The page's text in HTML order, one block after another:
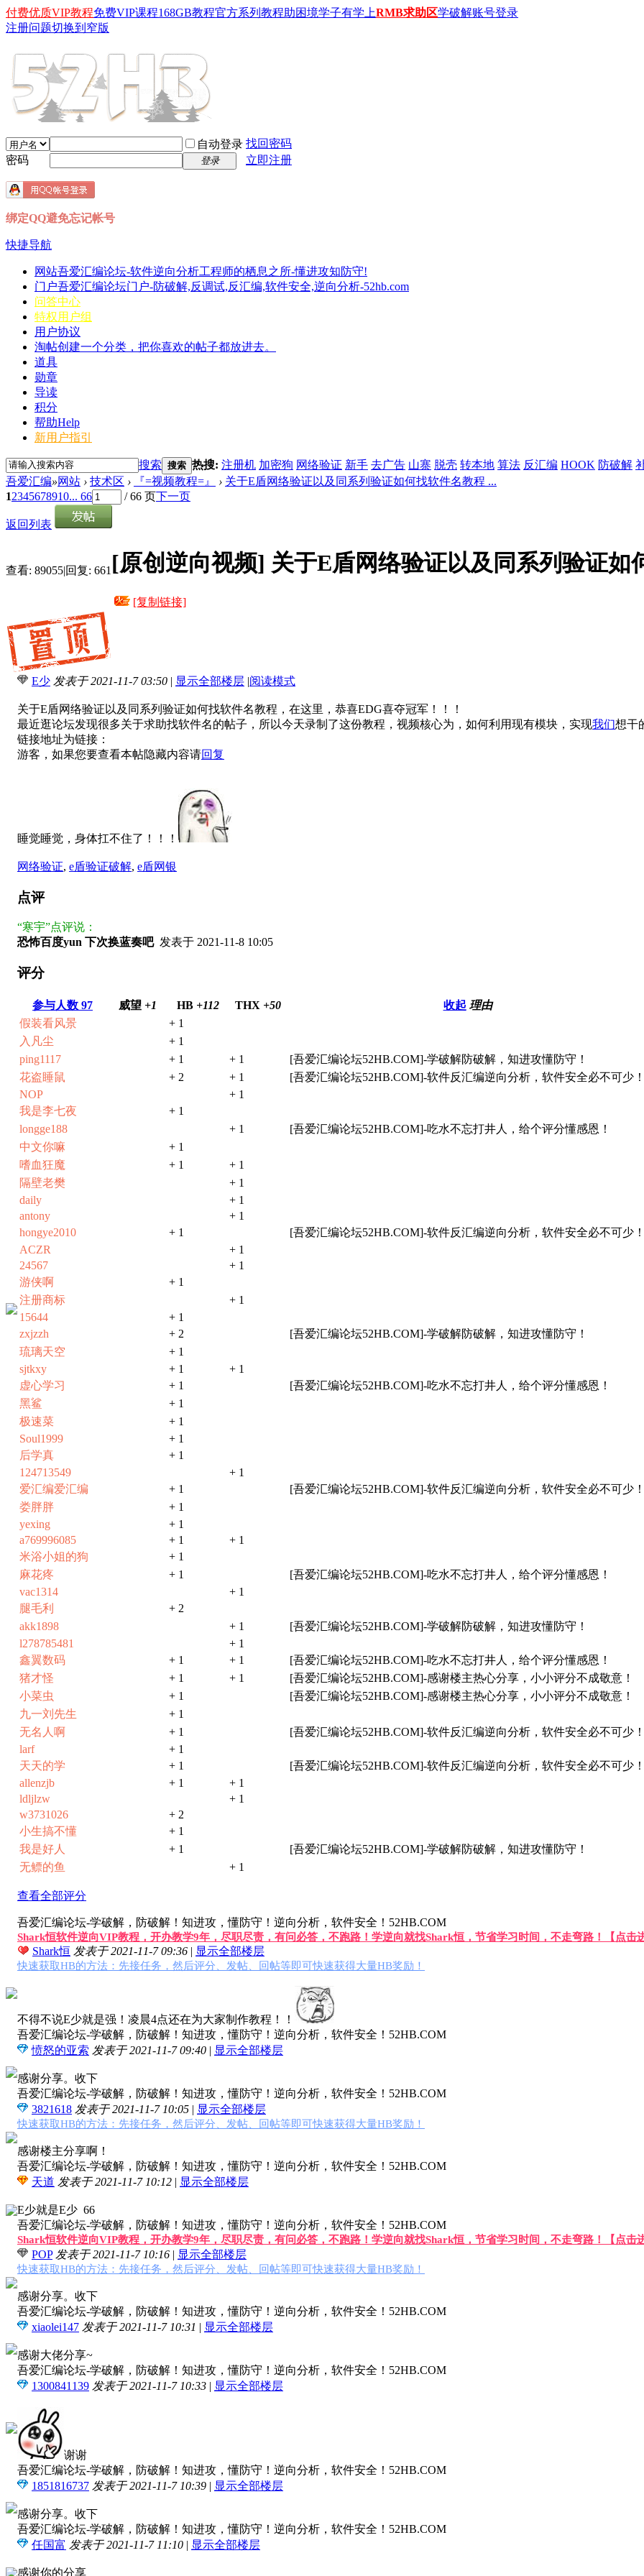
付费优质VIP教程免费VIP课程168GB教程官方系列教程助困境学子有学上RMB求助区学破解账号登录
注册问题切换到窄版
自动登录 找回密码
密码
登录 立即注册
绑定QQ避免忘记帐号
快捷导航
网站吾爱汇编论坛-软件逆向分析工程师的栖息之所-懂进攻知防守!
门户吾爱汇编论坛门户-防破解,反调试,反汇编,软件安全,逆向分析-52hb.com
问答中心
特权用户组
用户协议
淘帖创建一个分类，把你喜欢的帖子都放进去。
道具
勋章
导读
积分
帮助Help
新用户指引
搜索 搜索 热搜: 注册机 加密狗 网络验证 新手 去广告 山寨 脱壳 转本地 算法 反汇编 HOOK 防破解
吾爱汇编»网站 › 技术区 › 『=视频教程=』 › 关于E盾网络验证以及同系列验证如何找软件名教程 ...
12345678910... 66 / 66 页下一页
返回列表
查看: 89055|回复: 661 [原创逆向视频] 关于E盾网络验证以及同系列验证如
[复制链接]
E少 发表于 2021-11-7 03:50 | 显示全部楼层 |阅读模式
关于E盾网络验证以及同系列验证如何找软件名教程，在这里，恭喜EDG喜夺冠军！！！
最近逛论坛发现很多关于求助找软件名的帖子，所以今天录制了这份教程，视频核心为，如何利用现有模块，实现我们想干
链接地址为链接：
游客，如果您要查看本帖隐藏内容请回复
睡觉睡觉，身体扛不住了！！！
网络验证, e盾验证破解, e盾网银
点评
“寒宇”点评说：
恐怖百度yun 下次换蓝奏吧 发表于 2021-11-8 10:05
评分
参与人数 97 威望 +1 HB +112 THX +50 收起 理由
假装看风景
+ 1
入凡尘
+ 1
ping1117
+ 1 + 1
[吾爱汇编论坛52HB.COM]-学破解防破解，知进攻懂防守！
花盗睡鼠
+ 2 + 1
[吾爱汇编论坛52HB.COM]-软件反汇编逆向分析，软件安全必不可少
NOP
+ 1
我是李七夜
+ 1
longge188
+ 1
[吾爱汇编论坛52HB.COM]-吃水不忘打井人，给个评分懂感恩！
中文你嘛
+ 1
嗜血狂魔
+ 1
+ 1
隔壁老樊
+ 1
daily
+ 1
antony
+ 1
hongye2010
+ 1
[吾爱汇编论坛52HB.COM]-软件反汇编逆向分析，软件安全必不可少
ACZR
+ 1
24567
+ 1
游侠啊
+ 1
注册商标
+ 1
15644
+ 1
zxjzzh
+ 2
[吾爱汇编论坛52HB.COM]-学破解防破解，知进攻懂防守！
琉璃天空
+ 1
sjtkxy
+ 1
+ 1
虚心学习
+ 1
[吾爱汇编论坛52HB.COM]-吃水不忘打井人，给个评分懂感恩！
黑鲨
+ 1
极速菜
+ 1
Soul1999
+ 1
后学真
+ 1
124713549
+ 1
爱汇编爱汇编
+ 1
[吾爱汇编论坛52HB.COM]-软件反汇编逆向分析，软件安全必不可少
娄胖胖
+ 1
yexing
+ 1
a769996085
+ 1
+ 1
米浴小姐的狗
+ 1
麻花疼
+ 1
[吾爱汇编论坛52HB.COM]-吃水不忘打井人，给个评分懂感恩！
vac1314
+ 1
腿毛利
+ 2
akk1898
+ 1
[吾爱汇编论坛52HB.COM]-学破解防破解，知进攻懂防守！
l278785481
+ 1
鑫翼数码
+ 1 + 1
[吾爱汇编论坛52HB.COM]-吃水不忘打井人，给个评分懂感恩！
猪才怪
+ 1 + 1
[吾爱汇编论坛52HB.COM]-感谢楼主热心分享，小小评分不成敬意！
小菜虫
+ 1
[吾爱汇编论坛52HB.COM]-感谢楼主热心分享，小小评分不成敬意！
九一刘先生
+ 1
无名人啊
+ 1
[吾爱汇编论坛52HB.COM]-软件反汇编逆向分析，软件安全必不可少
larf
+ 1
天天的学
+ 1
[吾爱汇编论坛52HB.COM]-软件反汇编逆向分析，软件安全必不可少
allenzjb
+ 1
+ 1
ldljlzw
+ 1
w3731026
+ 2
小生搞不懂
+ 1
我是好人
+ 1
[吾爱汇编论坛52HB.COM]-学破解防破解，知进攻懂防守！
无鳔的鱼
+ 1
查看全部评分
吾爱汇编论坛-学破解，防破解！知进攻，懂防守！逆向分析，软件安全！52HB.COM
Shark恒软件逆向VIP教程，开办教学9年，尽职尽责，有问必答，不跑路！学逆向就找Shark恒，节省学习时间，不走弯路！【点击
Shark恒 发表于 2021-11-7 09:36 | 显示全部楼层
快速获取HB的方法：先接任务，然后评分、发帖、回帖等即可快速获得大量HB奖励！
不得不说E少就是强！凌晨4点还在为大家制作教程！！
吾爱汇编论坛-学破解，防破解！知进攻，懂防守！逆向分析，软件安全！52HB.COM
愤怒的亚索 发表于 2021-11-7 09:40 | 显示全部楼层
感谢分享。收下
吾爱汇编论坛-学破解，防破解！知进攻，懂防守！逆向分析，软件安全！52HB.COM
3821618 发表于 2021-11-7 10:05 | 显示全部楼层
快速获取HB的方法：先接任务，然后评分、发帖、回帖等即可快速获得大量HB奖励！
感谢楼主分享啊！
吾爱汇编论坛-学破解，防破解！知进攻，懂防守！逆向分析，软件安全！52HB.COM
天道 发表于 2021-11-7 10:12 | 显示全部楼层
E少就是E少 66
吾爱汇编论坛-学破解，防破解！知进攻，懂防守！逆向分析，软件安全！52HB.COM
Shark恒软件逆向VIP教程，开办教学9年，尽职尽责，有问必答，不跑路！学逆向就找Shark恒，节省学习时间，不走弯路！【点击
POP 发表于 2021-11-7 10:16 | 显示全部楼层
快速获取HB的方法：先接任务，然后评分、发帖、回帖等即可快速获得大量HB奖励！
感谢分享。收下
吾爱汇编论坛-学破解，防破解！知进攻，懂防守！逆向分析，软件安全！52HB.COM
xiaolei147 发表于 2021-11-7 10:31 | 显示全部楼层
感谢大佬分享~
吾爱汇编论坛-学破解，防破解！知进攻，懂防守！逆向分析，软件安全！52HB.COM
1300841139 发表于 2021-11-7 10:33 | 显示全部楼层
谢谢
吾爱汇编论坛-学破解，防破解！知进攻，懂防守！逆向分析，软件安全！52HB.COM
1851816737 发表于 2021-11-7 10:39 | 显示全部楼层
感谢分享。收下
吾爱汇编论坛-学破解，防破解！知进攻，懂防守！逆向分析，软件安全！52HB.COM
任国富 发表于 2021-11-7 11:10 | 显示全部楼层
感谢你的分享